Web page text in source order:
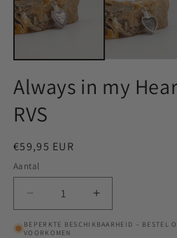
Always in my
RVS
Normale
prijs
€59,95 EUR
Aantal
Aantal
verlagen
voor
Aantal
verhogen
voor
BEPERKTE BESCHIKBAARHEID – BESTEL
VOORKOMEN